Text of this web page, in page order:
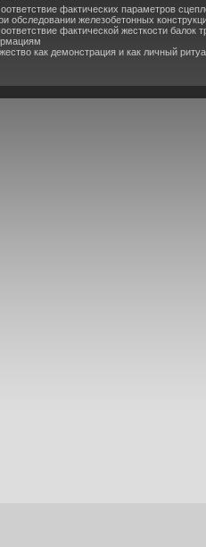
фактических параметров
обследовании железобетонных
фактической жесткости
как демонстрация и как личный